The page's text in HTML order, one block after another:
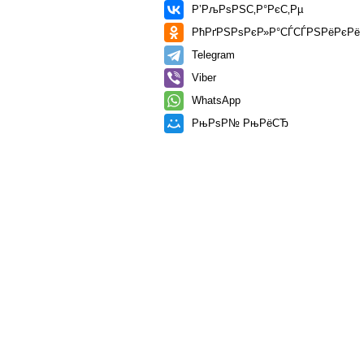
Р’РљРѕРЅС‚Р°РєС‚Рµ
РћРґРЅРѕРєР»Р°СЃСЃРЅРёРєРё
Telegram
Viber
WhatsApp
РњРѕР№ РњРёСЂ